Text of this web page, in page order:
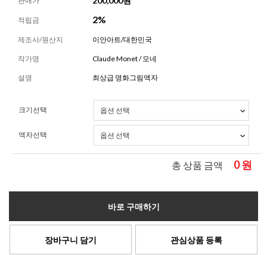
적립금 2%
제조사/원산지 이안아트/대한민국
작가명 Claude Monet / 모네
설명 최상급 명화그림액자
크기선택
액자선택
총 상품 금액 0원
바로 구매하기
장바구니 담기 관심상품 등록